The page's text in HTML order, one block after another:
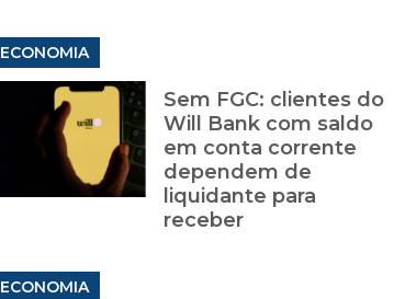
ECONOMIA
Sem FGC: clientes do
Will Bank com saldo
em conta corrente
dependem de
liquidante para
receber
ECONOMIA